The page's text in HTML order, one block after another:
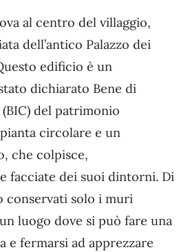
al centro del villaggio,
dell’antico Palazzo dei
edificio è un
dichiarato Bene di
del patrimonio
circolare e un
che colpisce,
facciate dei suoi dintorni. Di
conservati solo i muri
luogo dove si può fare una
e fermarsi ad apprezzare